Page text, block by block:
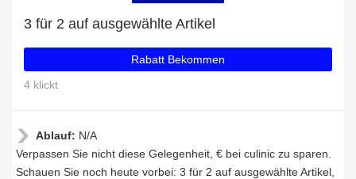
3 für 2 auf ausgewählte Artikel
Rabatt Bekommen
4 klickt
Ablauf: N/A
Verpassen Sie nicht diese Gelegenheit, € bei culinic zu sparen.
Schauen Sie noch heute vorbei: 3 für 2 auf ausgewählte Artikel,